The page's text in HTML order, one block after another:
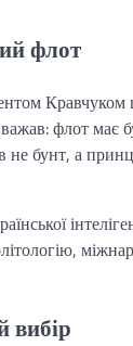
флот
флот має
не бунт, а
вибір